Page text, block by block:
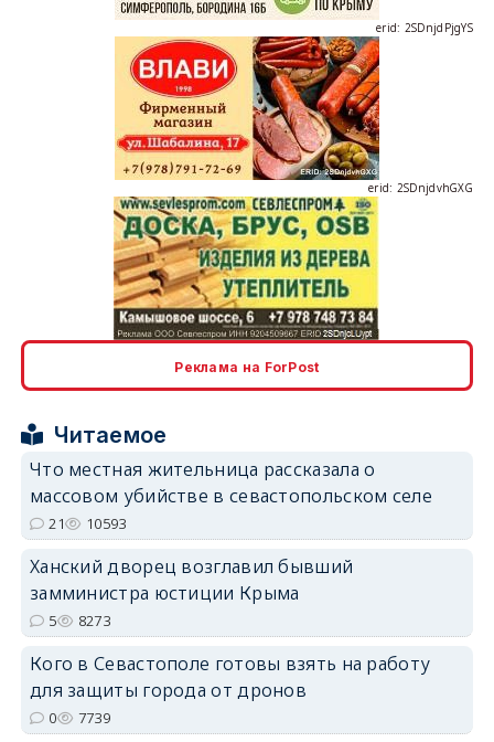
erid: 2SDnjdvhGXG
erid: 2SDnjcLUypt
Реклама на ForPost
Читаемое
Что местная жительница рассказала о
массовом убийстве в севастопольском селе
21 10593
Ханский дворец возглавил бывший
замминистра юстиции Крыма
5 8273
Кого в Севастополе готовы взять на работу
для защиты города от дронов
0 7739